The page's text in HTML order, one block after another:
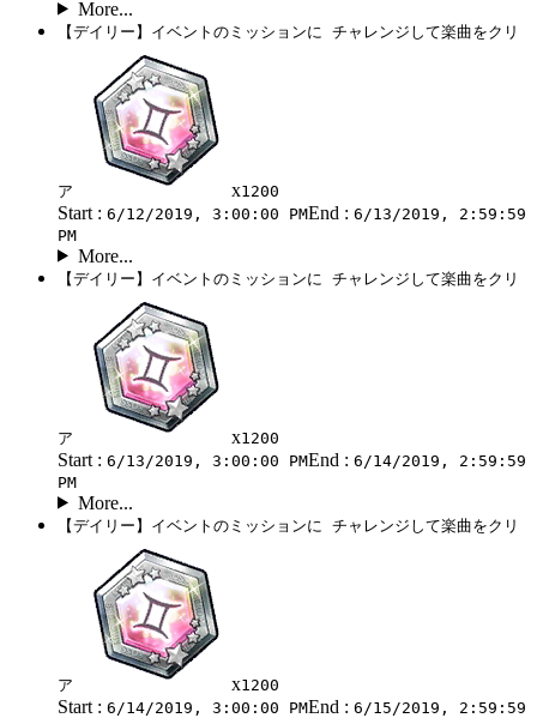
More...
【デイリー】イベントのミッションに チャレンジして楽曲をクリ
ア x1200
Start : 6/12/2019, 3:00:00 PMEnd : 6/13/2019, 2:59:59
PM
More...
【デイリー】イベントのミッションに チャレンジして楽曲をクリ
ア x1200
Start : 6/13/2019, 3:00:00 PMEnd : 6/14/2019, 2:59:59
PM
More...
【デイリー】イベントのミッションに チャレンジして楽曲をクリ
ア x1200
Start : 6/14/2019, 3:00:00 PMEnd : 6/15/2019, 2:59:59